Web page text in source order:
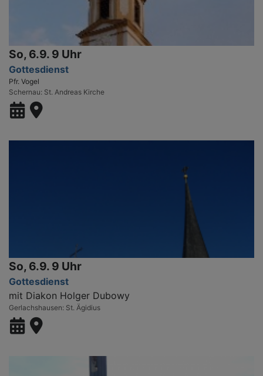
So, 6.9. 9 Uhr
Gottesdienst
Pfr. Vogel
Schernau St. Andreas Kirche
So, 6.9. 9 Uhr
Gottesdienst
mit Diakon Holger Dubowy
Gerlachshausen St. Ägidius